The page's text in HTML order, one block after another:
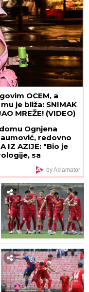
OCEM, a
je bliža: SNIMAK
MREŽE! (VIDEO)
Ognjena
redovno
IZ AZIJE: "Bio je
sa
by Aklamator